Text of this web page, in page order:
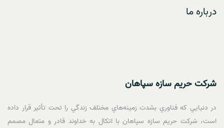
درباره ما
شرکت حريم سازه سپاهان
در دنيايي كه فناوري بشدت زمينه‌هاي مختلف زندگي را تحت تأثير قرار داده
است، شرکت حريم سازه سپاهان با اتکال به خداوند قادر و متعال مصمم